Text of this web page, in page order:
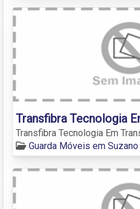
Transfibra Tecnologia
Transfibra Tecnologia Em
Guarda Móveis em Suzano